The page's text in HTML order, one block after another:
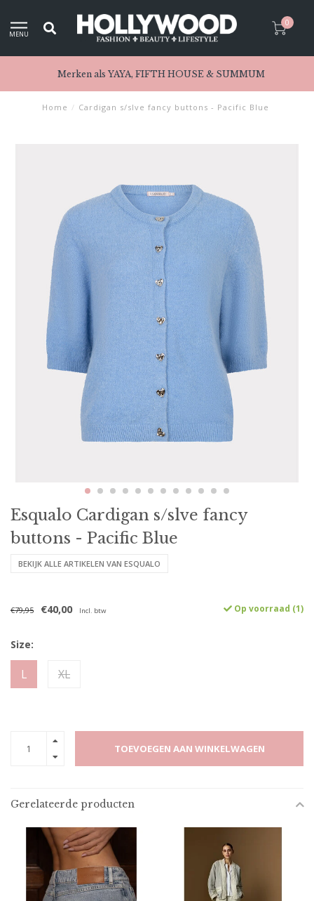
MENU
0
Merken als YAYA, FIFTH HOUSE & SUMMUM
Home / Cardigan s/slve fancy buttons - Pacific Blue
Esqualo Cardigan s/slve fancy
buttons - Pacific Blue
BEKIJK ALLE ARTIKELEN VAN ESQUALO
€79,95 €40,00 Incl. btw Op voorraad (1)
Size:
L XL
TOEVOEGEN AAN WINKELWAGEN
Gerelateerde producten